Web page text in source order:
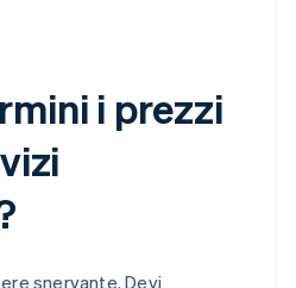
i prezzi
snervante. Devi